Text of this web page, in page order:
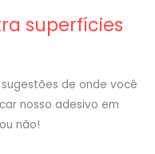
superfícies
de onde você
nosso adesivo em
não!